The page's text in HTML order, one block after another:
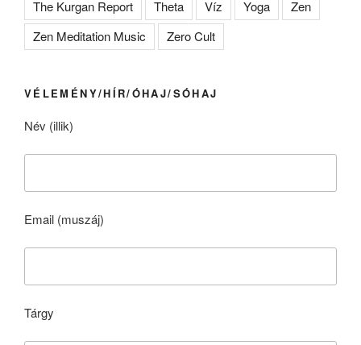
The Kurgan Report Theta Víz Yoga
Zen
Zen Meditation Music
Zero Cult
VÉLEMÉNY/HÍR/ÓHAJ/SÓHAJ
Név (illik)
Email (muszáj)
Tárgy